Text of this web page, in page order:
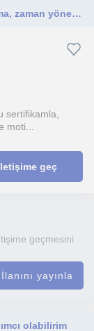
Hedeflerinize ulaşmanız için disiplinli çalışma, zaman yönetimi ve motivasyon desteğiyle yanınızdayım.
sertifikamla,
geç
geçmesini
İlanını yayınla
olabilirim